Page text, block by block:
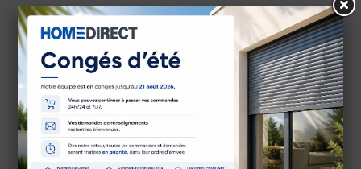
Se monte sur tube Octo présentant des
lumières de section 5 x 8 mm pas de 75 mm : se
clippe.
Pour tous moteurs.
Particulièrement prévu pour montage sur
tubes Octo 40.
Ne s’utilise que sur tablier à lames dites «de 8».